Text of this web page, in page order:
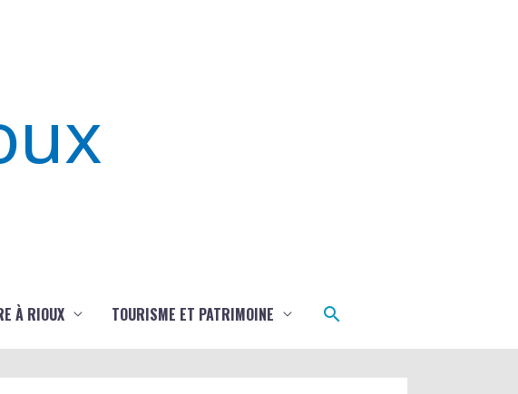
À RIOUX TOURISME ET PATRIMOINE Rechercher